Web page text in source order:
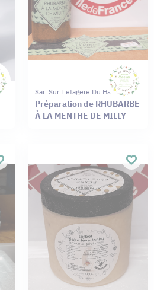
Sarl Sur L'etagere Du Haut
Préparation de RHUBARBE
À LA MENTHE DE MILLY